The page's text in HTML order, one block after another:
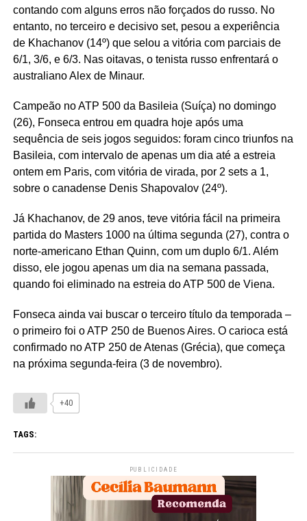
contando com alguns erros não forçados do russo. No
entanto, no terceiro e decisivo set, pesou a experiência
de Khachanov(14º) que selou a vitória com parciais de
6/1, 3/6, e 6/3. Nas oitavas, o tenista russo enfrentará o
australiano Alex de Minaur.
Campeão no ATP 500 da Basileia (Suíça) no domingo
(26), Fonseca entrou em quadra hoje após uma
sequência de seis jogos seguidos: foram cinco triunfos na
Basileia, com intervalo de apenas um dia até a estreia
ontem em Paris, com vitória de virada, por 2 sets a 1,
sobre o canadense Denis Shapovalov(24º).
Já Khachanov, de 29 anos, teve vitória fácil na primeira
partida do Masters 1000 na última segunda (27), contra o
norte-americano Ethan Quinn, com um duplo 6/1. Além
disso, ele jogou apenas um dia na semana passada,
quando foi eliminado na estreia do ATP 500 de Viena.
Fonseca ainda vai buscar o terceiro título da temporada –
o primeiro foi o ATP 250 de Buenos Aires. O carioca está
confirmado no ATP 250 de Atenas (Grécia), que começa
na próxima segunda-feira (3 de novembro).
+40
TAGS:
PUBLICIDADE